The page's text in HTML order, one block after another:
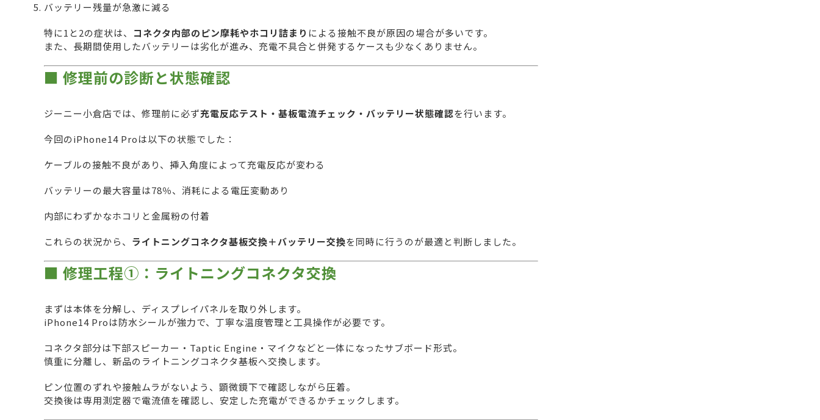
バッテリー残量が急激に減る
特に1と2の症状は、 コネクタ内部のピン摩耗やホコリ詰まり による接触不良が原因の場合が多いです。
また、長期間使用したバッテリーは劣化が進み、充電不具合と併発するケースも少なくありません。
■ 修理前の診断と状態確認
ジーニー小倉店では、修理前に必ず充電反応テスト・基板電流チェック・バッテリー状態確認を行います。
今回のiPhone14 Proは以下の状態でした：
ケーブルの接触不良があり、挿入角度によって充電反応が変わる
バッテリーの最大容量は78％、消耗による電圧変動あり
内部にわずかなホコリと金属粉の付着
これらの状況から、 ライトニングコネクタ基板交換＋バッテリー交換を同時に行うのが最適と判断しました。
■ 修理工程①：ライトニングコネクタ交換
まずは本体を分解し、ディスプレイパネルを取り外します。
iPhone14 Proは防水シールが強力で、丁寧な温度管理と工具操作が必要です。
コネクタ部分は下部スピーカー・Taptic Engine・マイクなどと一体になったサブボード形式。
慎重に分離し、新品のライトニングコネクタ基板へ交換します。
ピン位置のずれや接触ムラがないよう、顕微鏡下で確認しながら圧着。
交換後は専用測定器で電流値を確認し、安定した充電ができるかチェックします。